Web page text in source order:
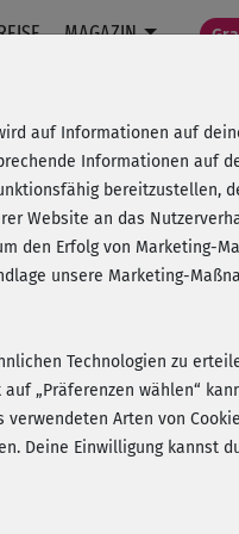
MAGAZIN
Fragen,
eieiei... ja, komme
aber, das ist ja der
Hallo Figarine,
auf Informationen auf
Informationen auf
bereitzustellen,
Website an das
den Erfolg von Marketing-
unsere Marketing-
Technologien zu
„Präferenzen wählen“
Arten von
Deine Einwilligung kannst